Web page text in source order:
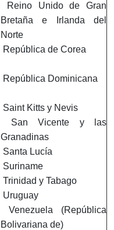
Reino Unido de Gran
Bretaña e Irlanda del
Norte
República de Corea
República Dominicana
Saint Kitts y Nevis
San Vicente y las
Granadinas
Santa Lucía
Suriname
Trinidad y Tabago
Uruguay
Venezuela (República
Bolivariana de)